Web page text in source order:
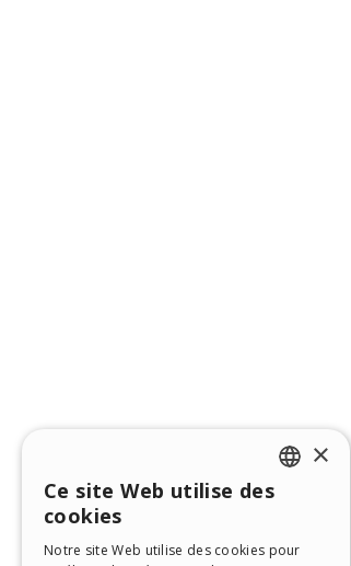
ENGLISH
×
Ce site Web utilise des
cookies
Notre site Web utilise des cookies pour